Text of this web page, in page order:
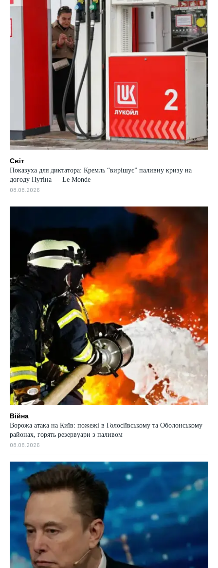
Світ
Показуха для диктатора: Кремль “вирішує” паливну кризу на
догоду Путіна — Le Monde
08.08.2026
Війна
Ворожа атака на Київ: пожежі в Голосіївському та Оболонському
районах, горять резервуари з паливом
08.08.2026